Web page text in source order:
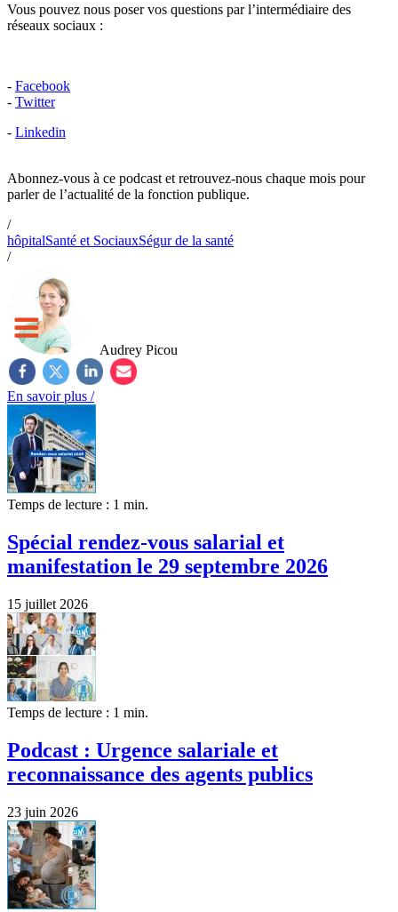
Vous pouvez nous poser vos questions par l’intermédiaire des
réseaux sociaux :
- Facebook
- Twitter
- Linkedin
Abonnez-vous à ce podcast et retrouvez-nous chaque mois pour
parler de l’actualité de la fonction publique.
/
hôpitalSanté et SociauxSégur de la santé
/
Audrey Picou
En savoir plus /
Temps de lecture : 1 min.
Spécial rendez-vous salarial et
manifestation le 29 septembre 2026
15 juillet 2026
Temps de lecture : 1 min.
Podcast : Urgence salariale et
reconnaissance des agents publics
23 juin 2026